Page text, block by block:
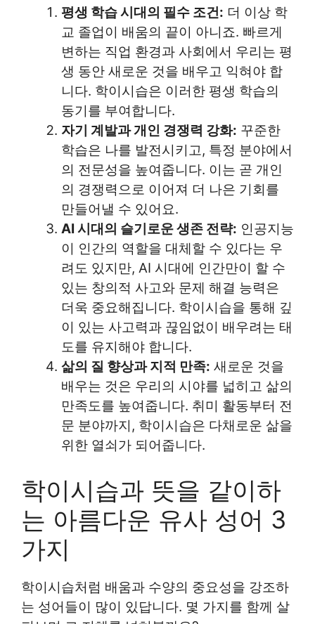
평생 학습 시대의 필수 조건: 더 이상 학
교 졸업이 배움의 끝이 아니죠. 빠르게
변하는 직업 환경과 사회에서 우리는 평
생 동안 새로운 것을 배우고 익혀야 합
니다. 학이시습은 이러한 평생 학습의
동기를 부여합니다.
자기 계발과 개인 경쟁력 강화: 꾸준한
학습은 나를 발전시키고, 특정 분야에서
의 전문성을 높여줍니다. 이는 곧 개인
의 경쟁력으로 이어져 더 나은 기회를
만들어낼 수 있어요.
AI 시대의 슬기로운 생존 전략: 인공지능
이 인간의 역할을 대체할 수 있다는 우
려도 있지만, AI 시대에 인간만이 할 수
있는 창의적 사고와 문제 해결 능력은
더욱 중요해집니다. 학이시습을 통해 깊
이 있는 사고력과 끊임없이 배우려는 태
도를 유지해야 합니다.
삶의 질 향상과 지적 만족: 새로운 것을
배우는 것은 우리의 시야를 넓히고 삶의
만족도를 높여줍니다. 취미 활동부터 전
문 분야까지, 학이시습은 다채로운 삶을
위한 열쇠가 되어줍니다.
학이시습과 뜻을 같이하
는 아름다운 유사 성어 3
가지
학이시습처럼 배움과 수양의 중요성을 강조하
는 성어들이 많이 있답니다. 몇 가지를 함께 살